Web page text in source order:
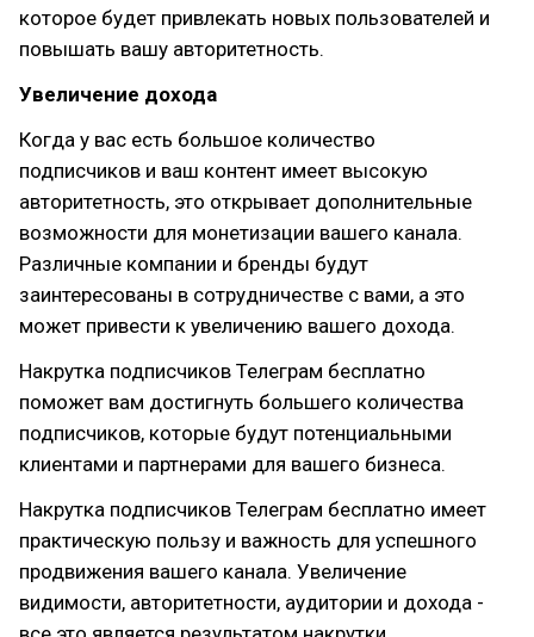
которое будет привлекать новых пользователей и
повышать вашу авторитетность.
Увеличение дохода
Когда у вас есть большое количество
подписчиков и ваш контент имеет высокую
авторитетность, это открывает дополнительные
возможности для монетизации вашего канала.
Различные компании и бренды будут
заинтересованы в сотрудничестве с вами, а это
может привести к увеличению вашего дохода.
Накрутка подписчиков Телеграм бесплатно
поможет вам достигнуть большего количества
подписчиков, которые будут потенциальными
клиентами и партнерами для вашего бизнеса.
Накрутка подписчиков Телеграм бесплатно имеет
практическую пользу и важность для успешного
продвижения вашего канала. Увеличение
видимости, авторитетности, аудитории и дохода -